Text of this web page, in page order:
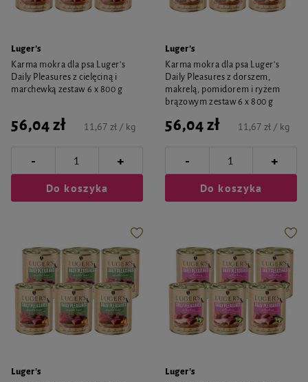
Luger's
Karma mokra dla psa Luger's
Daily Pleasures z cielęciną i
marchewką zestaw 6 x 800 g
56,04 zł 11,67 zł / kg
- +
Do koszyka
Luger's
Karma mokra dla psa Luger's
Daily Pleasures z dorszem,
makrelą, pomidorem i ryżem
brązowym zestaw 6 x 800 g
56,04 zł 11,67 zł / kg
- +
Do koszyka
Luger's
Luger's